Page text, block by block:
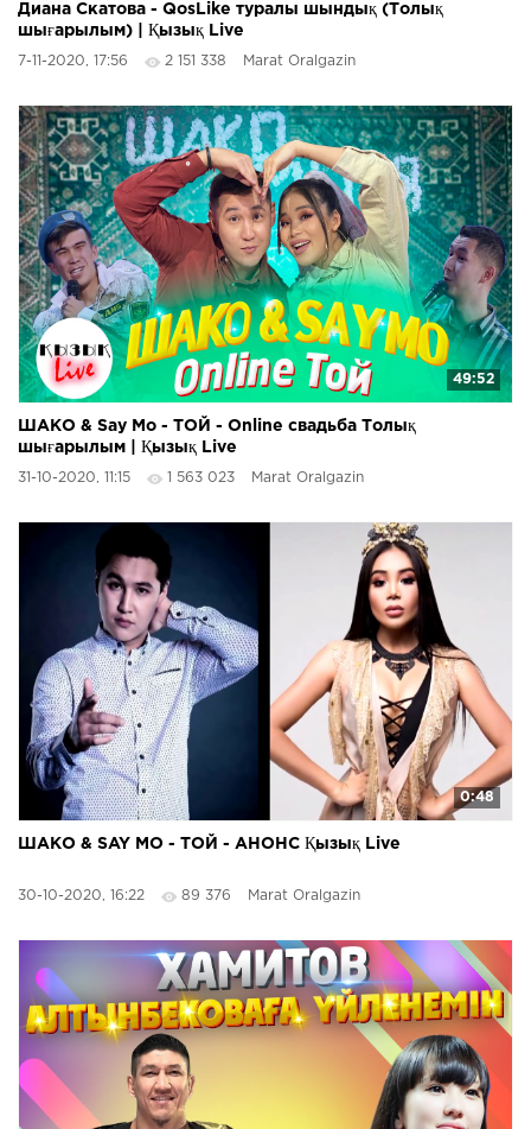
Диана Скатова - QosLike туралы шындық (Толық
шығарылым) | Қызық Live
7-11-2020, 17:56 2 151 338 Marat Oralgazin
49:52
ШАКО & Say Mo - ТОЙ - Online свадьба Толық
шығарылым | Қызық Live
31-10-2020, 11:15 1 563 023 Marat Oralgazin
0:48
ШАКО & SAY MO - ТОЙ - АНОНС Қызық Live
30-10-2020, 16:22 89 376 Marat Oralgazin